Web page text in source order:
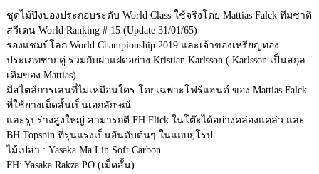
ชุดไม้ปิงปองประกอบระดับ World Class ใช้จริงโดย Mattias Falck ทีมชาติ
สวีเดน World Ranking # 15 (Update 31/01/65)
รองแชมป์โลก World Championship 2019 และเจ้าของเหรียญทอง
ประเภทชายคู่ ร่วมกับฝาแฝดอย่าง Kristian Karlsson ( Karlsson เป็นสกุล
เดิมของ Mattias)
มีสไตล์การเล่นที่ไม่เหมือนใคร โดยเฉพาะโฟร์แฮนด์ ของ Mattias Falck
ที่ใช้ยางเม็ดสั้นเป็นเอกลักษณ์
และรูปร่างสูงใหญ่ สามารถตี FH Flick ในโต๊ะได้อย่างคล่องแคล่ว และ
BH Topspin ที่รุนแรงเป็นอันดับต้นๆ ในแถบยุโรป
ไม้เปล่า : Yasaka Ma Lin Soft Carbon
FH: Yasaka Rakza PO (เม็ดสั้น)